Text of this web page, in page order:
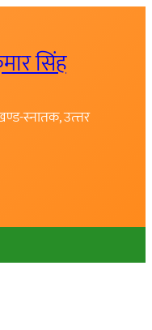
सिंह
स्नातक, उत्त्तर